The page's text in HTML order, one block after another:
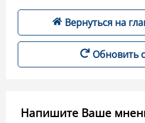
Вернуться на
Обновить
Напишите Ваше